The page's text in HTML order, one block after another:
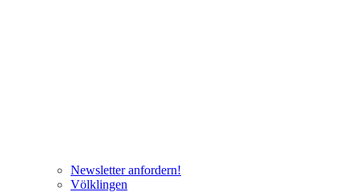
Newsletter anfordern!
Völklingen